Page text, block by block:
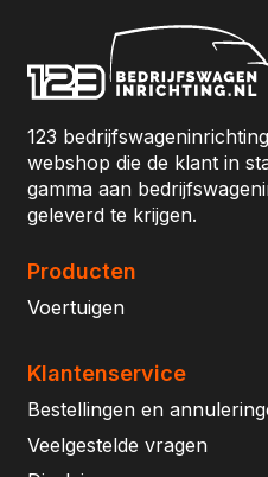
123
webshop die de klant in
gamma aan
geleverd te krijgen.
Producten
Voertuigen
Klantenservice
Bestellingen en
Veelgestelde vragen